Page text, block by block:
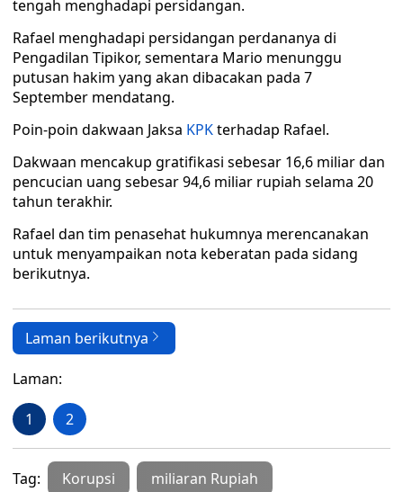
tengah menghadapi persidangan.
Rafael menghadapi persidangan perdananya di
Pengadilan Tipikor, sementara Mario menunggu
putusan hakim yang akan dibacakan pada 7
September mendatang.
Poin-poin dakwaan Jaksa KPKterhadap Rafael.
Dakwaan mencakup gratifikasi sebesar 16,6 miliar dan
pencucian uang sebesar 94,6 miliar rupiah selama 20
tahun terakhir.
Rafael dan tim penasehat hukumnya merencanakan
untuk menyampaikan nota keberatan pada sidang
berikutnya.
Laman berikutnya
Laman:
1 2
Tag: Korupsi miliaran Rupiah